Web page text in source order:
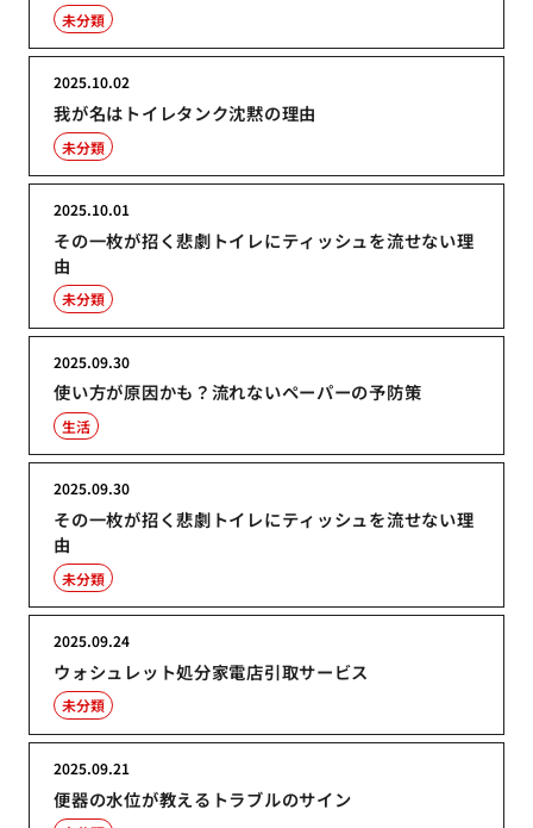
未分類
我が名はトイレタンク沈黙の理由
2025.10.02
未分類
その一枚が招く悲劇トイレにティッシュを流せない理
由
2025.10.01
未分類
使い方が原因かも？流れないペーパーの予防策
2025.09.30
生活
その一枚が招く悲劇トイレにティッシュを流せない理
由
2025.09.30
未分類
ウォシュレット処分家電店引取サービス
2025.09.24
未分類
便器の水位が教えるトラブルのサイン
2025.09.21